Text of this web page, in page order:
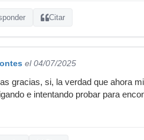
Citar
el 04/07/2025
gracias, si, la verdad que ahora
e intentando probar para